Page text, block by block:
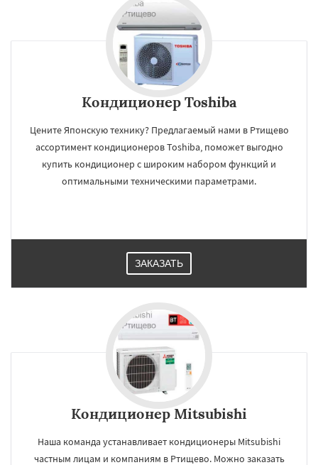
Кондиционер Toshiba
Цените Японскую технику? Предлагаемый нами в Ртищево
ассортимент кондиционеров Toshiba, поможет выгодно
купить кондиционер с широким набором функций и
оптимальными техническими параметрами.
ЗАКАЗАТЬ
Кондиционер Mitsubishi
Наша команда устанавливает кондиционеры Mitsubishi
частным лицам и компаниям в Ртищево. Можно заказать